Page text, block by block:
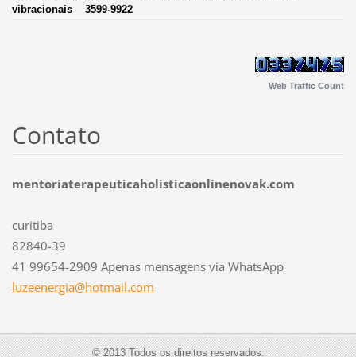
vibracionais 3599-9922
Web Traffic Count
Contato
mentoriaterapeuticaholisticaonlinenovak.com
curitiba
82840-39
41 99654-2909 Apenas mensagens via WhatsApp
luzeenergia@hotmail.com
© 2013 Todos os direitos reservados.